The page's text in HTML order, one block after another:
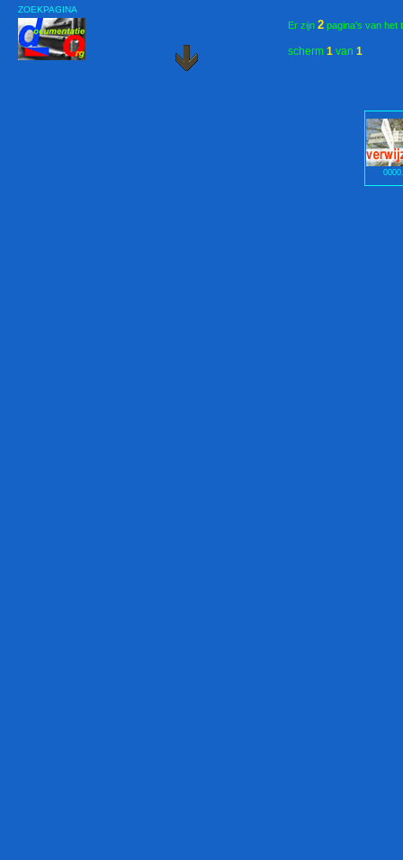
ZOEKPAGINA
Er zijn 2 pagina's van het
scherm 1 van 1